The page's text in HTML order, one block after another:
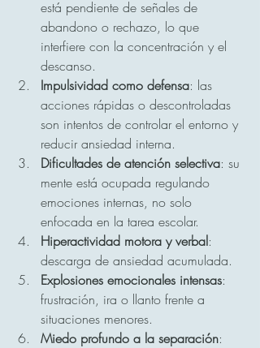
está pendiente de señales de
abandono o rechazo, lo que
interfiere con la concentración y el
descanso.
Impulsividad como defensa: las
acciones rápidas o descontroladas
son intentos de controlar el entorno y
reducir ansiedad interna.
Dificultades de atención selectiva: su
mente está ocupada regulando
emociones internas, no solo
enfocada en la tarea escolar.
Hiperactividad motora y verbal:
descarga de ansiedad acumulada.
Explosiones emocionales intensas:
frustración, ira o llanto frente a
situaciones menores.
Miedo profundo a la separación: